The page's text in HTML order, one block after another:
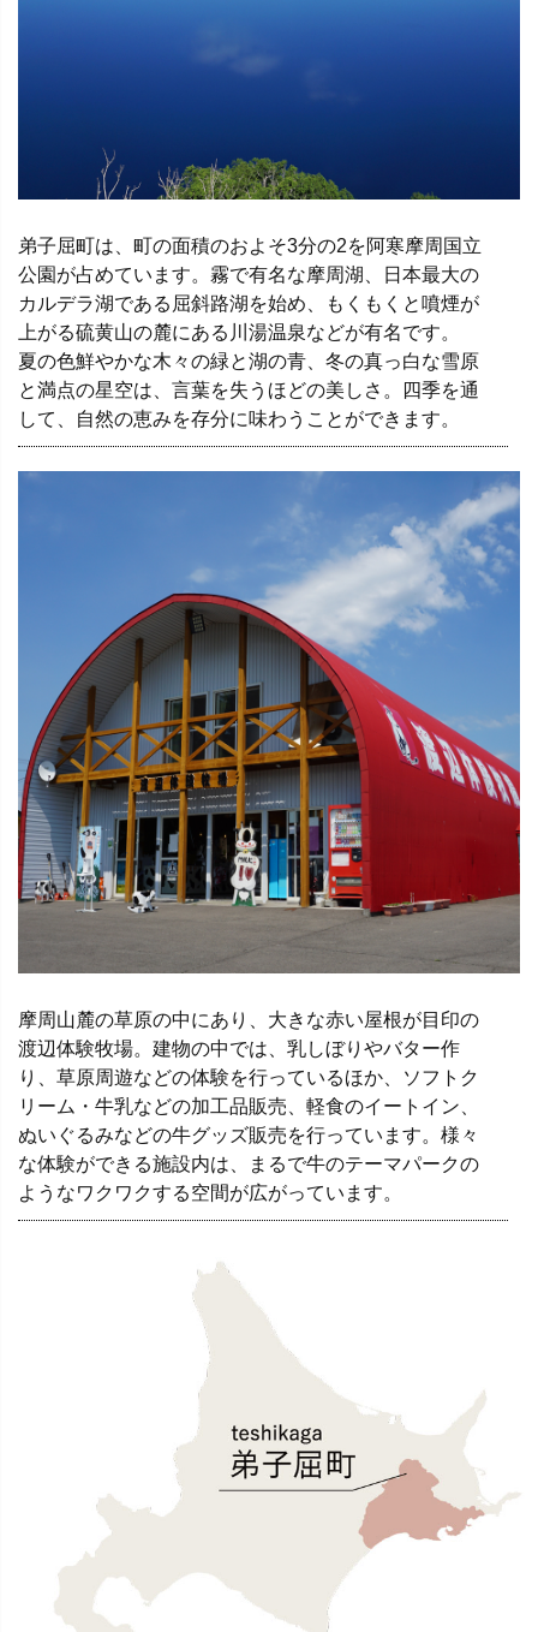
弟子屈町は、町の面積のおよそ3分の2を阿寒摩周国立
公園が占めています。霧で有名な摩周湖、日本最大の
カルデラ湖である屈斜路湖を始め、もくもくと噴煙が
上がる硫黄山の麓にある川湯温泉などが有名です。
夏の色鮮やかな木々の緑と湖の青、冬の真っ白な雪原
と満点の星空は、言葉を失うほどの美しさ。四季を通
して、自然の恵みを存分に味わうことができます。
摩周山麓の草原の中にあり、大きな赤い屋根が目印の
渡辺体験牧場。建物の中では、乳しぼりやバター作
り、草原周遊などの体験を行っているほか、ソフトク
リーム・牛乳などの加工品販売、軽食のイートイン、
ぬいぐるみなどの牛グッズ販売を行っています。様々
な体験ができる施設内は、まるで牛のテーマパークの
ようなワクワクする空間が広がっています。